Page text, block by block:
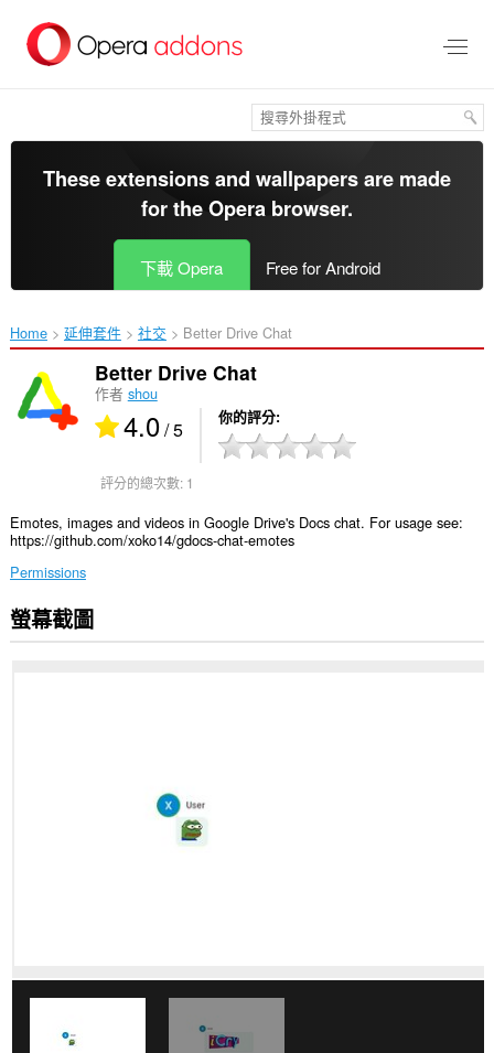
區
These extensions and wallpapers are made
for theOpera browser.
下載 Opera Free for Android
Home 延伸套件 社交 Better Drive Chat‎
Better Drive Chat
作者 shou
4.0/ 5 你的評分
評分的總次數: 1
Emotes, images and videos in Google Drive's Docs chat. For usage see:
https://github.com/xoko14/gdocs-chat-emotes
Permissions
這
個
螢幕截圖